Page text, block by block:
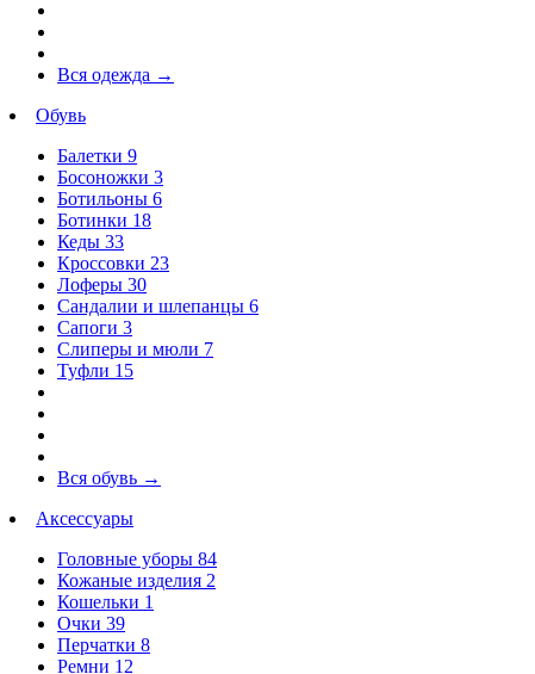
Вся одежда →
Обувь
Балетки 9
Босоножки 3
Ботильоны 6
Ботинки 18
Кеды 33
Кроссовки 23
Лоферы 30
Сандалии и шлепанцы 6
Сапоги 3
Слиперы и мюли 7
Туфли 15
Вся обувь →
Аксессуары
Головные уборы 84
Кожаные изделия 2
Кошельки 1
Очки 39
Перчатки 8
Ремни 12